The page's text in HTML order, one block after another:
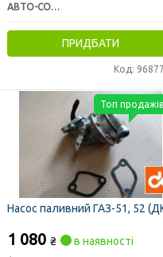
АВТО-СОЮЗ 88
ПРИДБАТИ
Код:
Насос паливний ГАЗ-51, 52
1 080 ₴ в наявності
Топ продажів